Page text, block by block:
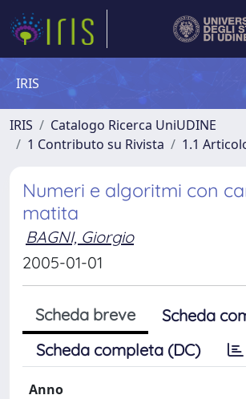
IRIS
IRIS
Catalogo Ricerca UniUDINE
1 Contributo su Rivista
1.1
Numeri e algoritmi con
matita
BAGNI, Giorgio
2005-01-01
Scheda breve
Scheda
Scheda completa (DC)
Anno